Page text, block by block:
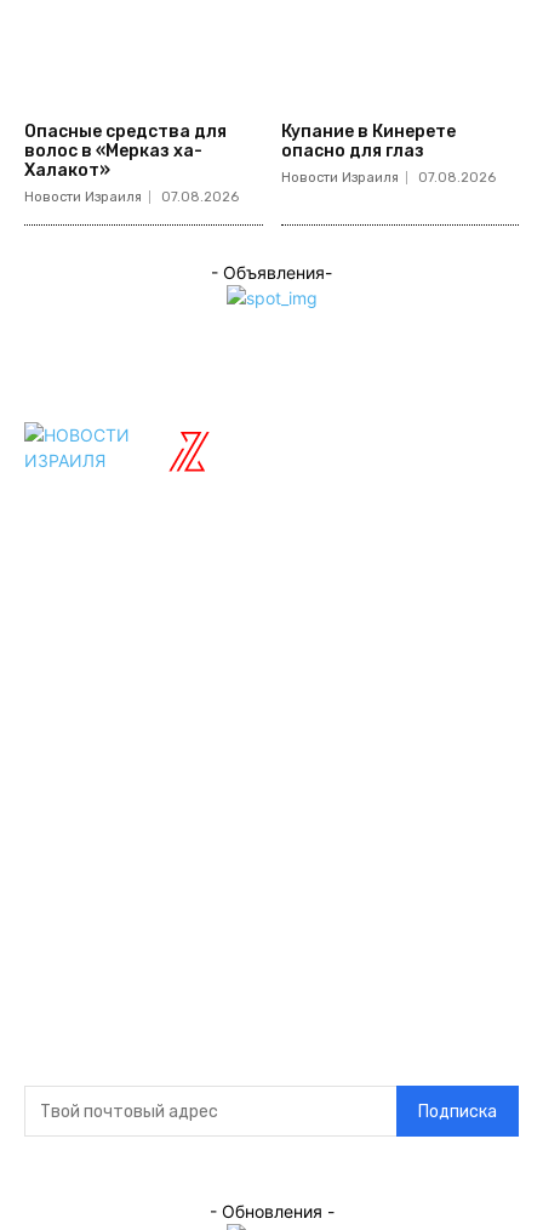
Опасные средства для
волос в «Мерказ ха-
Халакот»
Новости Израиля 07.08.2026
Купание в Кинерете
опасно для глаз
Новости Израиля 07.08.2026
- Объявления-
Подписка
- Обновления -